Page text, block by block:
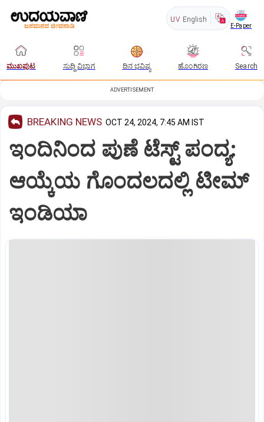
UV English
E-Paper
ಮುಖಪುಟ ಸುದ್ದಿ ವಿಭಾಗ ದಿನ ಭವಿಷ್ಯ ಹೊಂಗಿರಣ Search
ADVERTISEMENT
BREAKING NEWS OCT 24, 2024, 7:45 AM IST
ಇಂದಿನಿಂದ ಪುಣೆ ಟೆಸ್ಟ್‌ ಪಂದ್ಯ:
ಆಯ್ಕೆಯ ಗೊಂದಲದಲ್ಲಿ ಟೀಮ್‌
ಇಂಡಿಯಾ